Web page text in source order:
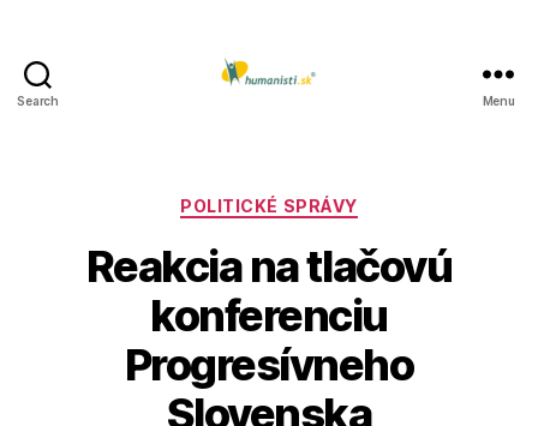
Search Menu
Kategórie
POLITICKÉ SPRÁVY
Reakcia na tlačovú
konferenciu
Progresívneho
Slovenska